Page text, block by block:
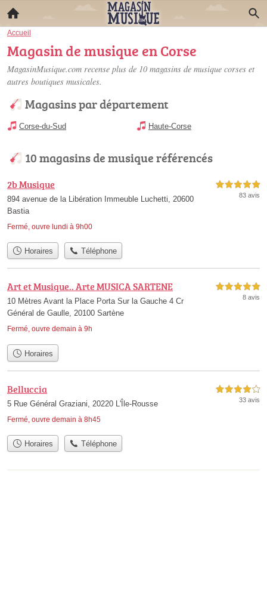
Accueil
Magasin de musique en Corse
MagasinMusique.com recense plus de 10 magasins de musique corses et
autres boutiques musicales.
Magasins par département
Corse-du-Sud Haute-Corse
10 magasins de musique référencés
2b Musique
894 avenue de la Libération Immeuble Luchetti, 20600
Bastia
Fermé, ouvre lundi à 9h00
5,0 étoiles sur 5
83 avis
Horaires Téléphone
Art et Musique.. Arte MUSICA SARTENE
10 Mètres Avant la Place Porta Sur la Gauche 4 Cr
Général de Gaulle, 20100 Sartène
Fermé, ouvre demain à 9h
5,0 étoiles sur 5
8 avis
Horaires
Belluccia
5 Rue Général Graziani, 20220 L'Île-Rousse
Fermé, ouvre demain à 8h45
4,0 étoiles sur 5
33 avis
Horaires Téléphone